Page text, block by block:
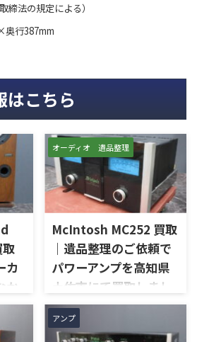
締法の規定による）
行387mm
はこちら
カ
か
オーディオ 遺品整理
McIntosh MC252 買取
｜遺品整理のご依頼で
パワーアンプを高知県
土佐市にて買取しまし
た
高知県土佐市で、遺品整理に伴
アンプ